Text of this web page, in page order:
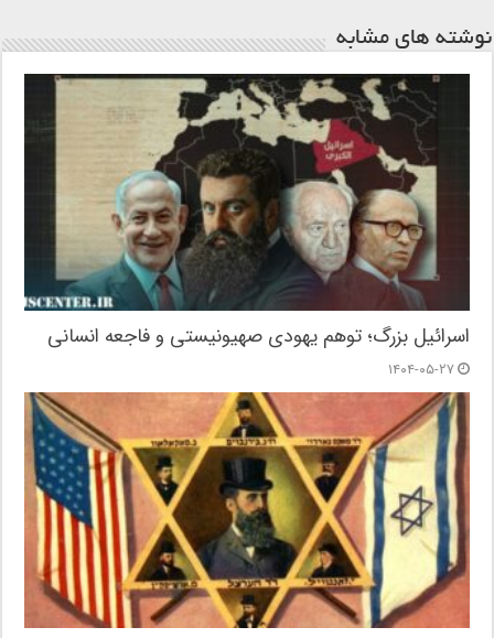
نوشته های مشابه
اسرائیل بزرگ؛ توهم یهودی صهیونیستی و فاجعه انسانی
۱۴۰۴-۰۵-۲۷